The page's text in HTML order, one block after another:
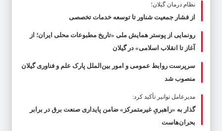
نظام درمان گیلان؛
از فشار جمعیت شناور تا توسعه خدمات تخصصی
رونمایی از پوستر همایش ملی «تاریخ مطبوعات محلی ایران؛ از
آغاز تا انقلاب اسلامی» در گیلان
سرپرست روابط عمومی و امور بین‌الملل پارک علم و فناوری گیلان
منصوب شد
مدیرعامل توانیر تأکید کرد:
گذار به «راهبریِ غیرمتمرکز» ضامن پایداری صنعت برق در برابر
بحران‌هاست